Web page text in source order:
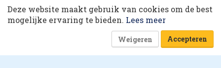
Archief
Sitemap
Website is powered by
Deze website maakt gebruik van cookies om de best
mogelijke ervaring te bieden. Lees meer
Weigeren Accepteren
Korting op events